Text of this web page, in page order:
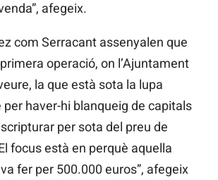
afegeix.
com Serracant assenyalen que
operació, on l’Ajuntament
la que està sota la lupa
per haver-hi blanqueig de capitals
per sota del preu de
focus està en perquè aquella
fer per 500.000 euros”, afegeix